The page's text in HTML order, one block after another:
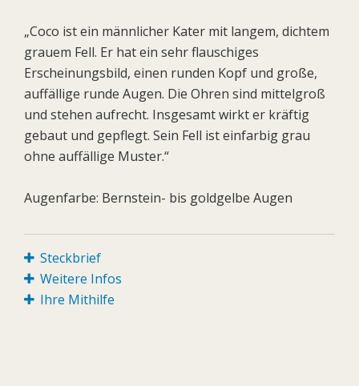
„Coco ist ein männlicher Kater mit langem, dichtem
grauem Fell. Er hat ein sehr flauschiges
Erscheinungsbild, einen runden Kopf und große,
auffällige runde Augen. Die Ohren sind mittelgroß
und stehen aufrecht. Insgesamt wirkt er kräftig
gebaut und gepflegt. Sein Fell ist einfarbig grau
ohne auffällige Muster.“
Augenfarbe: Bernstein- bis goldgelbe Augen
Steckbrief
Weitere Infos
Ihre Mithilfe